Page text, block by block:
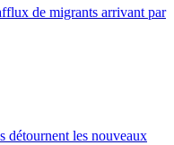
de migrants arrivant par
détournent les nouveaux